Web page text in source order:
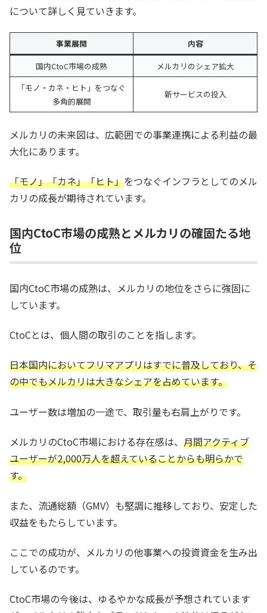
について詳しく見ていきます。
事業展開
内容
国内CtoC市場の成熟
メルカリのシェア拡大
「モノ・カネ・ヒト」をつなぐ
多角的展開
新サービスの投入
メルカリの未来図は、広範囲での事業連携による利益の最
大化にあります。
「モノ」「カネ」「ヒト」をつなぐインフラとしてのメル
カリの成長が期待されています。
国内CtoC市場の成熟とメルカリの確固たる地
位
国内CtoC市場の成熟は、メルカリの地位をさらに強固に
しています。
CtoCとは、個人間の取引のことを指します。
日本国内においてフリマアプリはすでに普及しており、そ
の中でもメルカリは大きなシェアを占めています。
ユーザー数は増加の一途で、取引量も右肩上がりです。
メルカリのCtoC市場における存在感は、 月間アクティブ
ユーザーが2,000万人を超えていることからも明らかで
す。
また、流通総額（GMV）も堅調に推移しており、安定した
収益をもたらしています。
ここでの成功が、メルカリの他事業への投資資金を生み出
しているのです。
CtoC市場の今後は、ゆるやかな成長が予想されています